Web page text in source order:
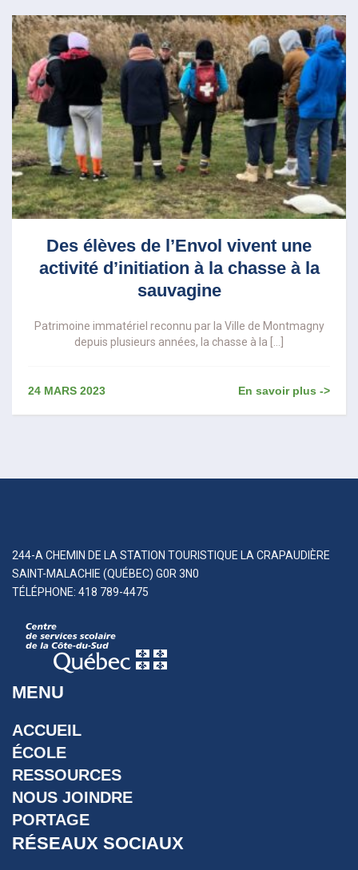
Des élèves de l’Envol vivent une
activité d’initiation à la chasse à la
sauvagine
Patrimoine immatériel reconnu par la Ville de Montmagny
depuis plusieurs années, la chasse à la […]
24 MARS 2023 En savoir plus ->
244-A CHEMIN DE LA STATION TOURISTIQUE LA CRAPAUDIÈRE
SAINT-MALACHIE (QUÉBEC) G0R 3N0
TÉLÉPHONE: 418 789-4475
MENU
ACCUEIL
ÉCOLE
RESSOURCES
NOUS JOINDRE
PORTAGE
RÉSEAUX SOCIAUX